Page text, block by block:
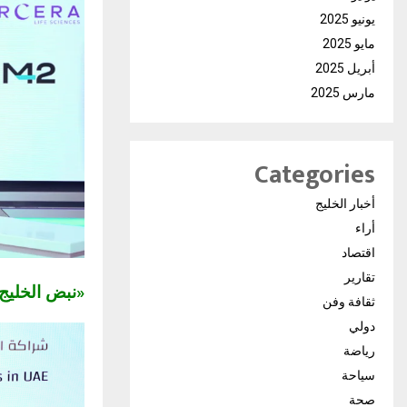
«نبض
يونيو 2025
مايو 2025
أبريل 2025
مارس 2025
Categories
أخبار الخليج
أراء
اقتصاد
تقارير
ثقافة وفن
دولي
رياضة
سياحة
صحة